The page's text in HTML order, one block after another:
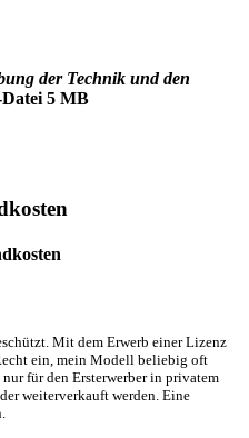
der Technik und den
5 MB
Mit dem Erwerb einer Lizenz
ein, mein Modell beliebig oft
für den Ersterwerber in privatem
weiterverkauft werden. Eine